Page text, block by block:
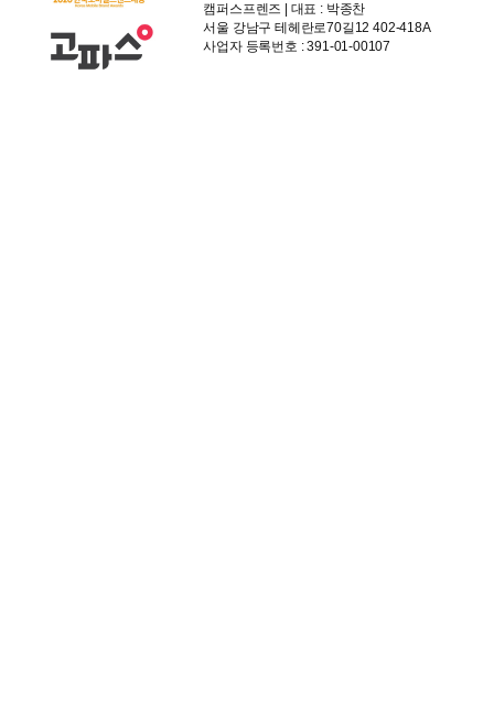
캠퍼스프렌즈 | 대표 : 박종찬
서울 강남구 테헤란로70길12 402-418A
사업자 등록번호 : 391-01-00107